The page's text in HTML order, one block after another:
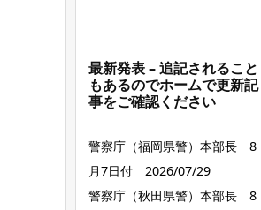
最新発表 – 追記されること
もあるのでホームで更新記
事をご確認ください
警察庁（福岡県警）本部長 8
月7日付 2026/07/29
警察庁（秋田県警）本部長 8